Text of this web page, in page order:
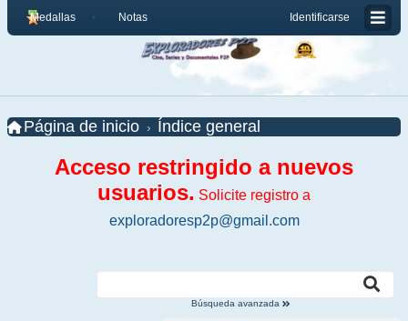
Identificarse
Medallas Notas
Página de inicio Índice general
Acceso restringido a nuevos
usuarios. Solicite registro a
exploradoresp2p@gmail.com
Búsqueda avanzada